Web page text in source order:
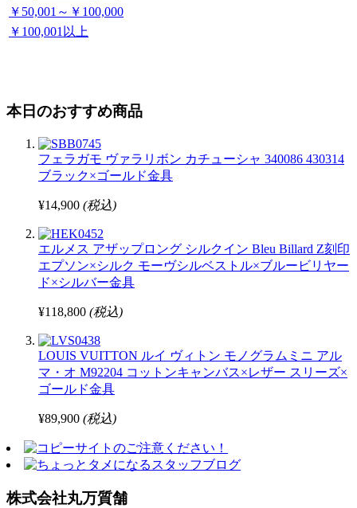
￥50,001～￥100,000
￥100,001以上
本日のおすすめ商品
フェラガモ ヴァラリボン カチューシャ 340086 430314
ブラック×ゴールド金具
¥14,900 (税込)
エルメス アザップロング シルクイン Bleu Billard Z刻印
エプソン×シルク モーヴシルベストル×ブルービリヤー
ド×シルバー金具
¥118,800 (税込)
LOUIS VUITTON ルイ ヴィトン モノグラムミニ アル
マ・オ M92204 コットンキャンバス×レザー スリーズ×
ゴールド金具
¥89,900 (税込)
株式会社丸万質舗